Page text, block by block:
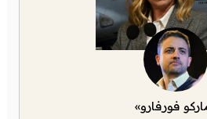
فورفارو»